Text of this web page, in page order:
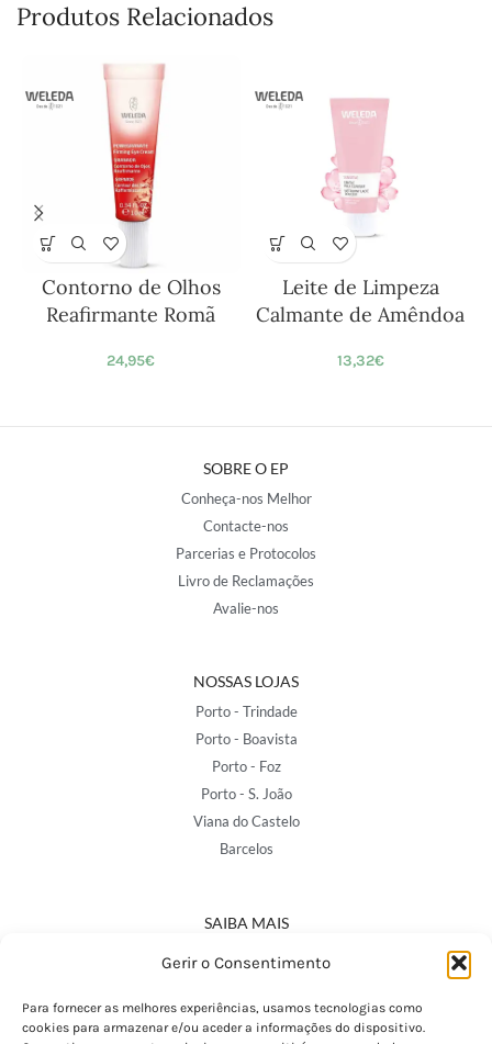
Gerir o Consentimento
Para fornecer as melhores experiências, usamos tecnologias como
cookies para armazenar e/ou aceder a informações do dispositivo.
Produtos Relacionados
Contorno de Olhos
Reafirmante Romã
24,95€
Leite de Limpeza
Calmante de Amêndoa
13,32€
SOBRE O EP
Conheça-nos Melhor
Contacte-nos
Parcerias e Protocolos
Livro de Reclamações
Avalie-nos
NOSSAS LOJAS
Porto - Trindade
Porto - Boavista
Porto - Foz
Porto - S. João
Viana do Castelo
Barcelos
SAIBA MAIS
Política de Privacidade
Termos e Condições
Perguntas Frequentes